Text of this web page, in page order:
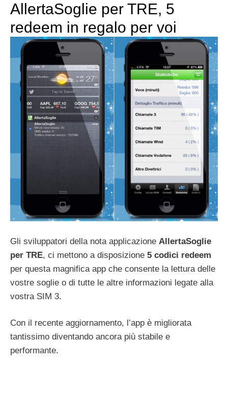
AllertaSoglie per TRE, 5
redeem in regalo per voi
Gli sviluppatori della nota applicazione AllertaSoglie
per TRE, ci mettono a disposizione 5 codici redeem
per questa magnifica app che consente la lettura delle
vostre soglie o di tutte le altre informazioni legate alla
vostra SIM 3.
Con il recente aggiornamento, l’app è migliorata
tantissimo diventando ancora più stabile e
performante.